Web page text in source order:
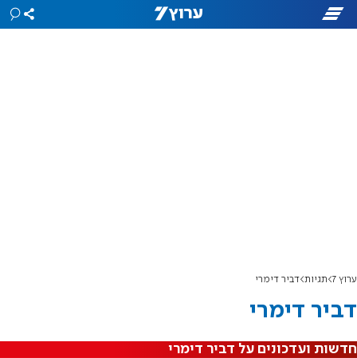
ערוץ 7 תגיות דביר דימרי
דביר דימרי
חדשות ועדכונים על דביר דימרי